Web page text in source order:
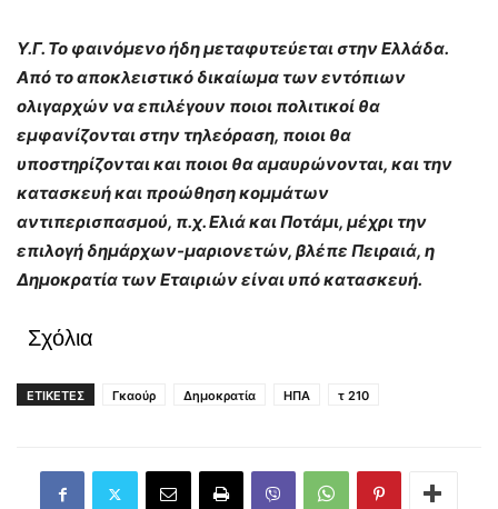
Υ.Γ. Το φαινόμενο ήδη μεταφυτεύεται στην Ελλάδα.
Από το αποκλειστικό δικαίωμα των εντόπιων
ολιγαρχών να επιλέγουν ποιοι πολιτικοί θα
εμφανίζονται στην τηλεόραση, ποιοι θα
υποστηρίζονται και ποιοι θα αμαυρώνονται, και την
κατασκευή και προώθηση κομμάτων
αντιπερισπασμού, π.χ. Ελιά και Ποτάμι, μέχρι την
επιλογή δημάρχων-μαριονετών, βλέπε Πειραιά, η
Δημοκρατία των Εταιριών είναι υπό κατασκευή.
Σχόλια
ΕΤΙΚΕΤΕΣ Γκαούρ Δημοκρατία ΗΠΑ τ 210